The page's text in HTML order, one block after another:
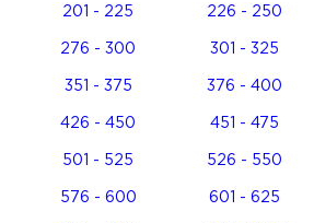
201 - 225 226 - 250
276 - 300 301 - 325
351 - 375 376 - 400
426 - 450 451 - 475
501 - 525 526 - 550
576 - 600 601 - 625